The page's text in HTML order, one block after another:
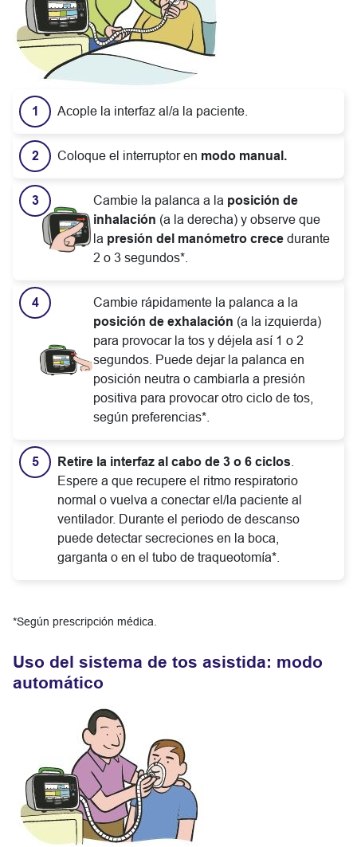
Acople la interfaz al/a la paciente.
Coloque el interruptor en modo manual.
Cambie la palanca a la posición de
inhalación (a la derecha) y observe que
la presión del manómetro crecedurante
2 o 3 segundos*.
Cambie rápidamente la palanca a la
posición de exhalación (a la izquierda)
para provocar la tos y déjela así 1 o 2
segundos. Puede dejar la palanca en
posición neutra o cambiarla a presión
positiva para provocar otro ciclo de tos,
según preferencias*.
Retire la interfaz al cabo de 3 o 6 ciclos
Espere a que recupere el ritmo respiratorio
normal o vuelva a conectar el/la paciente al
ventilador. Durante el periodo de descanso
puede detectar secreciones en la boca,
garganta o en el tubo de traqueotomía*.
*Según prescripción médica.
Uso del sistema de tos asistida: modo
automático